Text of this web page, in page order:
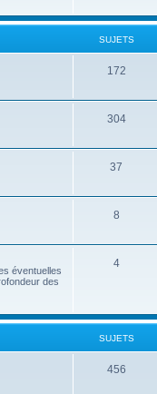
SUJETS
172
304
37
8
éventuelles
des
4
SUJETS
456